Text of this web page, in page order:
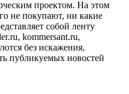
проектом. На этом
не покупают, ни какие
собой ленту
kommersant.ru,
без искажения,
публикуемых новостей